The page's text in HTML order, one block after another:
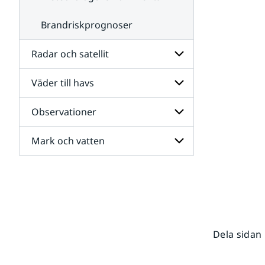
Brandriskprognoser
Radar och satellit
Undersidor
för
Radar
och
satellit
Väder till havs
Undersidor
för
Väder
till
havs
Observationer
Undersidor
för
Mark och vatten
Dela sidan